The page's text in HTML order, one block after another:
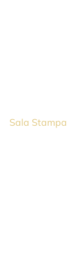
Sala Stampa